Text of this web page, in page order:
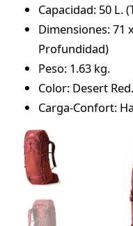
Capacidad: 50 L.
Dimensiones: 71
Profundidad)
Peso: 1.63 kg.
Color: Desert Red.
Carga-Confort: